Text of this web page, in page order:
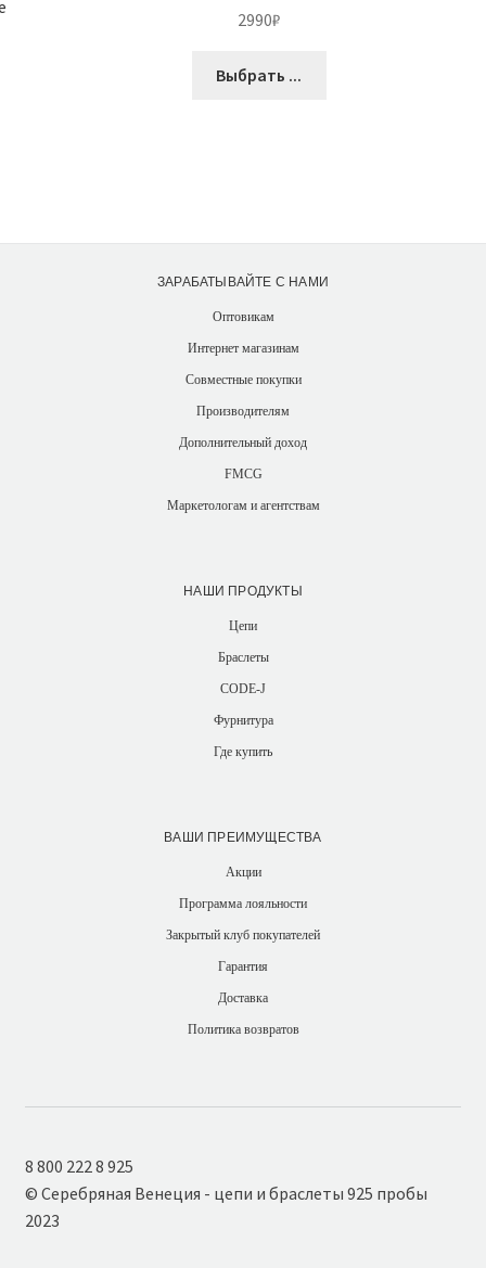
2990₽
Выбрать ...
ЗАРАБАТЫВАЙТЕ С НАМИ
Оптовикам
Интернет магазинам
Совместные покупки
Производителям
Дополнительный доход
FMCG
Маркетологам и агентствам
НАШИ ПРОДУКТЫ
Цепи
Браслеты
CODE-J
Фурнитура
Где купить
ВАШИ ПРЕИМУЩЕСТВА
Акции
Программа лояльности
Закрытый клуб покупателей
Гарантия
Доставка
Политика возвратов
8 800 222 8 925
© Серебряная Венеция - цепи и браслеты 925 пробы
2023